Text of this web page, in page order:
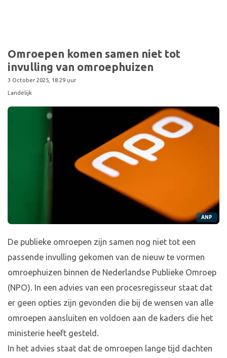
Omroepen komen samen niet tot
invulling van omroephuizen
3 October 2025, 18:29 uur
Landelijk
ANP
De publieke omroepen zijn samen nog niet tot een
passende invulling gekomen van de nieuw te vormen
omroephuizen binnen de Nederlandse Publieke Omroep
(NPO). In een advies van een procesregisseur staat dat
er geen opties zijn gevonden die bij de wensen van alle
omroepen aansluiten en voldoen aan de kaders die het
ministerie heeft gesteld.
In het advies staat dat de omroepen lange tijd dachten